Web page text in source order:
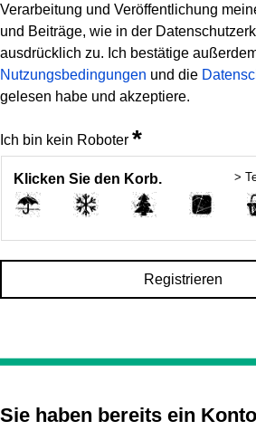
Verarbeitung und Veröffentlichung
und Beiträge, wie in der
ausdrücklich zu. Ich bestätige
Nutzungsbedingungen und die
gelesen habe und akzeptiere.
Ich bin kein Roboter *
Klicken Sie den Korb. >
Registrieren
Sie haben bereits ein